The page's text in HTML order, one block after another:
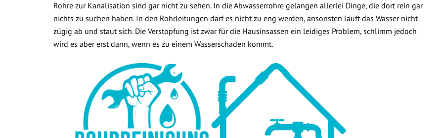
Rohre zur Kanalisation sind gar nicht zu sehen. In die Abwasserrohre gelangen allerlei Dinge, die dort rein gar
nichts zu suchen haben. In den Rohrleitungen darf es nicht zu eng werden, ansonsten läuft das Wasser nicht
zügig ab und staut sich. Die Verstopfung ist zwar für die Hausinsassen ein leidiges Problem, schlimm jedoch
wird es aber erst dann, wenn es zu einem Wasserschaden kommt.